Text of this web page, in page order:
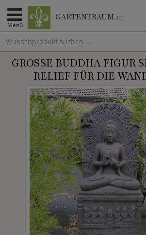
Menü
GARTENTRAUM.AT
GROSSE BUDDHA FIGUR
ELIEF FÜR DIE